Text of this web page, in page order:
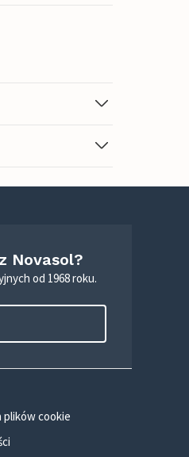
Novasol?
od 1968 roku.
cookie